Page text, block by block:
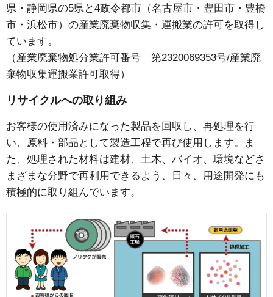
県・静岡県の5県と4政令都市（名古屋市・豊田市・豊橋
市・浜松市）の産業廃棄物収集・運搬業の許可を取得し
ています。
（産業廃棄物処分業許可番号 第2320069353号/産業廃
棄物収集運搬業許可取得）
リサイクルへの取り組み
お客様の使用済みになった製品を回収し、再処理を行
い、原料・部品として製造工程で再び使用します。ま
た、処理された材料は建材、土木、バイオ、環境などさ
まざまな分野で再利用できるよう、日々、用途開発にも
積極的に取り組んでいます。